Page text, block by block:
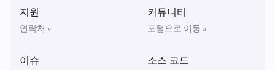
지원
연락처 »
커뮤니티
포럼으로 이동 »
이슈 소스 코드